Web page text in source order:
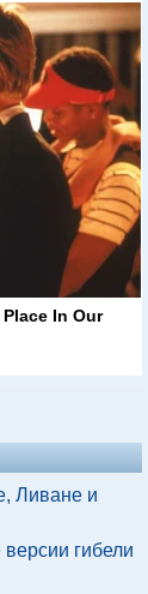
In Our
Ливане и
гибели